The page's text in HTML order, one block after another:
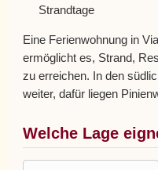
Strandtage
Eine Ferienwohnung in
ermöglicht es, Strand,
zu erreichen. In den
weiter, dafür liegen
Welche Lage